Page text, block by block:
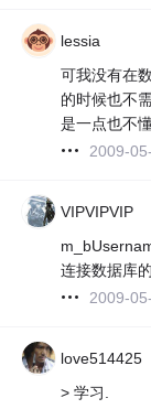
lessia
可我没有在
的时候也不
是一点也不懂
2009-
VIPVIPVIP
连接数据库
2009-
love514425
> 学习.